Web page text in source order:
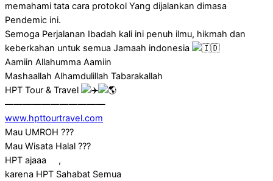
memahami tata cara protokol Yang dijalankan dimasa
Pendemic ini.
Semoga Perjalanan Ibadah kali ini penuh ilmu, hikmah dan
keberkahan untuk semua Jamaah indonesia
Aamiin Allahumma Aamiin
Mashaallah Alhamdulillah Tabarakallah
HPT Tour & Travel
———————————
www.hpttourtravel.com
Mau UMROH ???
Mau Wisata Halal ???
HPT ajaaa
,
karena HPT Sahabat Semua